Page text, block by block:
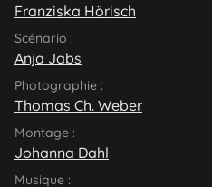
Franziska Hörisch
Scénario :
Anja Jabs
Photographie :
Thomas Ch. Weber
Montage :
Johanna Dahl
Musique :